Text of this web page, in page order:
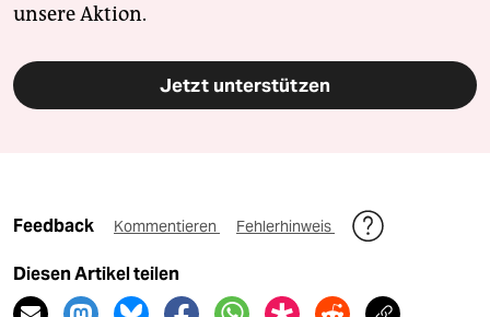
unsere Aktion.
Jetzt unterstützen
Feedback Kommentieren Fehlerhinweis
Diesen Artikel teilen